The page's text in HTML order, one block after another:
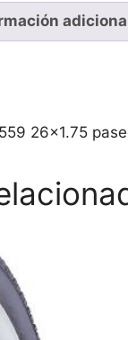
26×1.75